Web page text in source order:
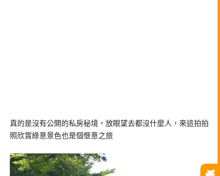
真的是沒有公開的私房秘境，放眼望去都沒什麼人，來這拍拍
照欣賞綠意景色也是個愜意之旅